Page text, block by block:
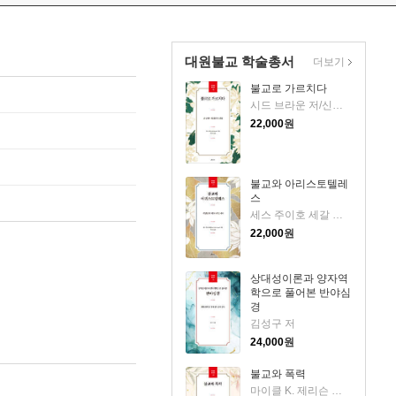
대원불교 학술총서
불교로 가르치다
시드 브라운 저/신희정 역
22,000원
불교와 아리스토텔레
스
세스 주이호 세갈 저/박찬국 역
22,000원
상대성이론과 양자역
학으로 풀어본 반야심
경
김성구 저
24,000원
불교와 폭력
더보기